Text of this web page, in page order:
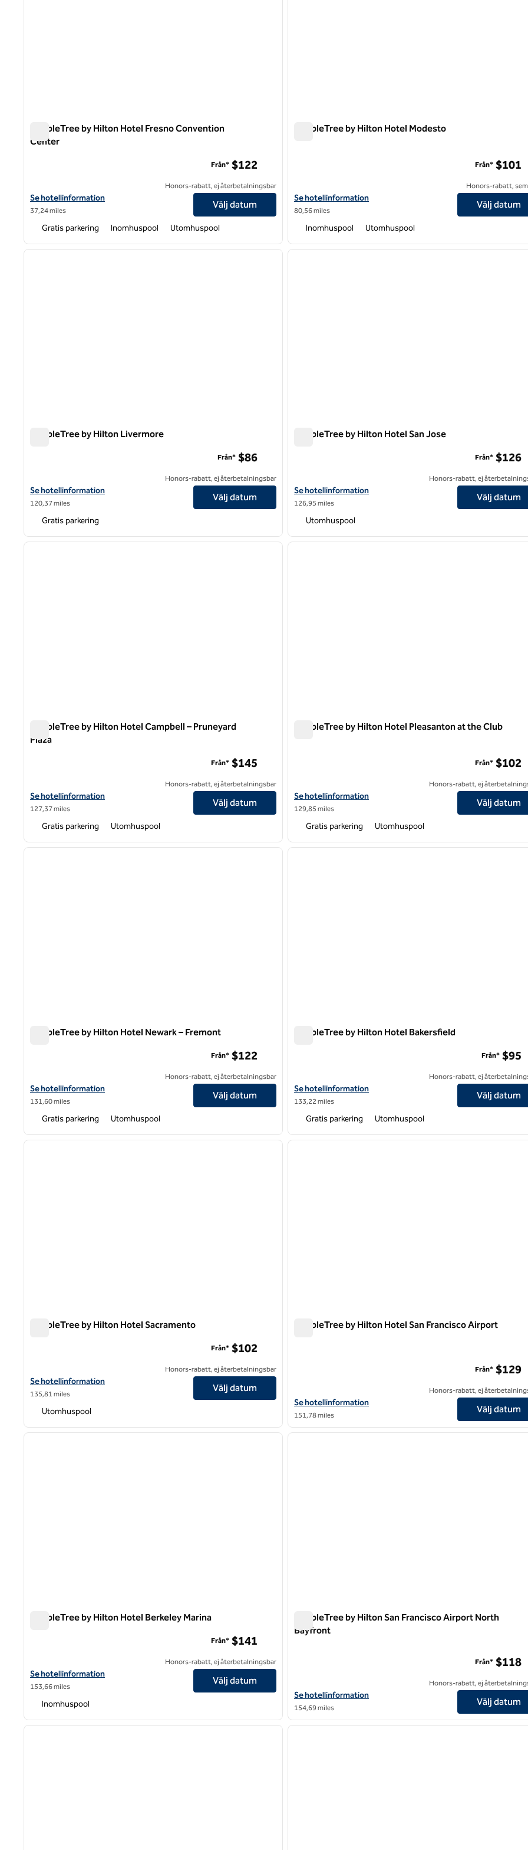
DoubleTree by Hilton Hotel Fresno Convention
Center
Visa hotelluppgifter för DoubleTree by Hilton Hotel Fresno Convention Center
Se hotellinformation
37,24 miles
Från* $122
Honors-rabatt, ej återbetalningsbar
Välj datum
Gratis parkering Inomhuspool Utomhuspool
DoubleTree by Hilton Hotel Modesto
Visa hotelluppgifter för DoubleTree by Hilton Hotel Modesto
Se hotellinformation
80,56 miles
Från* $101
Honors-rabatt,
Välj datum
Inomhuspool Utomhuspool
1 av 12
nästa bild
DoubleTree by Hilton Livermore
Visa hotelluppgifter för DoubleTree by Hilton Livermore
Se hotellinformation
120,37 miles
Från* $86
Honors-rabatt, ej återbetalningsbar
Välj datum
Gratis parkering
1 av 12
DoubleTree by Hilton Hotel San Jose
Visa hotelluppgifter för DoubleTree by Hilton Hotel San Jose
Se hotellinformation
126,95 miles
Från* $126
Honors-rabatt, ej
Välj datum
Utomhuspool
1 av 12
nästa bild
DoubleTree by Hilton Hotel Campbell – Pruneyard
Plaza
Visa hotelluppgifter för DoubleTree by Hilton Hotel Campbell – Pruneyard Plaza
Se hotellinformation
127,37 miles
Från* $145
Honors-rabatt, ej återbetalningsbar
Välj datum
Gratis parkering Utomhuspool
1 av 12
DoubleTree by Hilton Hotel Pleasanton at the Club
Visa hotelluppgifter för DoubleTree by Hilton Hotel Pleasanton
Se hotellinformation
129,85 miles
Från* $102
Honors-rabatt, ej
Välj datum
Gratis parkering Utomhuspool
1 av 12
nästa bild
DoubleTree by Hilton Hotel Newark – Fremont
Visa hotelluppgifter för DoubleTree by Hilton Hotel Newark – Fremont
Se hotellinformation
131,60 miles
Från* $122
Honors-rabatt, ej återbetalningsbar
Välj datum
Gratis parkering Utomhuspool
1 av 12
DoubleTree by Hilton Hotel Bakersfield
Visa hotelluppgifter för DoubleTree by Hilton Hotel Bakersfield
Se hotellinformation
133,22 miles
Från* $95
Honors-rabatt, ej
Välj datum
Gratis parkering Utomhuspool
1 av 12
nästa bild
DoubleTree by Hilton Hotel Sacramento
Visa hotelluppgifter för DoubleTree by Hilton Hotel Sacramento
Se hotellinformation
135,81 miles
Från* $102
Honors-rabatt, ej återbetalningsbar
Välj datum
Utomhuspool
1 av 12
DoubleTree by Hilton Hotel San Francisco Airport
Visa hotelluppgifter för DoubleTree by Hilton Hotel San
Se hotellinformation
151,78 miles
Från* $129
Honors-rabatt, ej
Välj datum
1 av 12
nästa bild
DoubleTree by Hilton Hotel Berkeley Marina
Visa hotelluppgifter för DoubleTree by Hilton Hotel Berkeley Marina
Se hotellinformation
153,66 miles
Från* $141
Honors-rabatt, ej återbetalningsbar
Välj datum
Inomhuspool
1
1 av 12
DoubleTree by Hilton San Francisco Airport North
Bayfront
Visa hotelluppgifter för DoubleTree by Hilton San Francisco
Se hotellinformation
154,69 miles
Från* $118
Honors-rabatt, ej
Välj datum
1 av 12
nästa bild
1
1 av 11